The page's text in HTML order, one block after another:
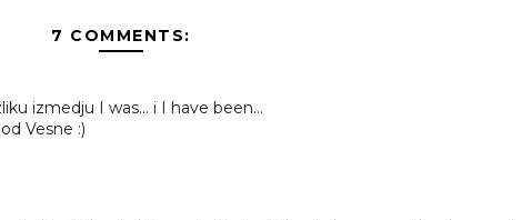
7 COMMENTS:
izmedju I was... i I have been...
Vesne :)